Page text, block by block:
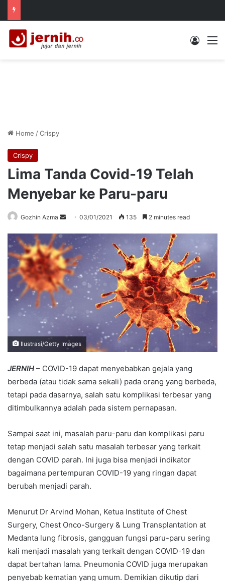
Log In
Home /Crispy
Crispy
Lima Tanda Covid-19 Telah
Menyebar ke Paru-paru
Gozhin Azma
Send
email
03/01/2021 135 2 minutes read
Ilustrasi/Getty Images
JERNIH – COVID-19 dapat menyebabkan gejala yang
berbeda (atau tidak sama sekali) pada orang yang berbeda,
tetapi pada dasarnya, salah satu komplikasi terbesar yang
ditimbulkannya adalah pada sistem pernapasan.
Sampai saat ini, masalah paru-paru dan komplikasi paru
tetap menjadi salah satu masalah terbesar yang terkait
dengan COVID parah. Ini juga bisa menjadi indikator
bagaimana pertempuran COVID-19 yang ringan dapat
berubah menjadi parah.
Menurut Dr Arvind Mohan, Ketua Institute of Chest
Surgery, Chest Onco-Surgery & Lung Transplantation at
Medanta lung fibrosis, gangguan fungsi paru-paru sering
kali menjadi masalah yang terkait dengan COVID-19 dan
dapat bertahan lama. Pneumonia COVID juga merupakan
penyebab kematian yang umum. Demikian dikutip dari